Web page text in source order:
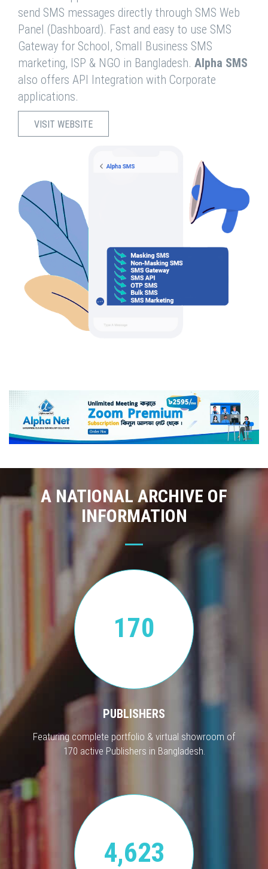
send SMS messages directly through SMS Web
Panel (Dashboard). Fast and easy to use SMS
Gateway for School, Small Business SMS
marketing, ISP & NGO in Bangladesh. Alpha SMS
also offers API Integration with Corporate
applications.
VISIT WEBSITE
A NATIONAL ARCHIVE OF
INFORMATION
170
PUBLISHERS
Featuring complete portfolio & virtual showroom of
170 active Publishers in Bangladesh.
4,623